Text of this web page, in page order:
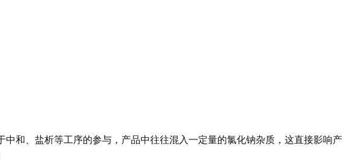
和、盐析等工序的参与，产品中往往混入一定量的氯化钠杂质，这直接影响产